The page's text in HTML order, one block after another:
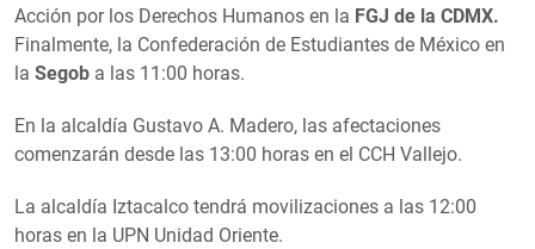
Acción por los Derechos Humanos en la FGJ de la CDMX.
Finalmente, la Confederación de Estudiantes de México en
la Segob a las 11:00 horas.
En la alcaldía Gustavo A. Madero, las afectaciones
comenzarán desde las 13:00 horas en el CCH Vallejo.
La alcaldía Iztacalco tendrá movilizaciones a las 12:00
horas en la UPN Unidad Oriente.